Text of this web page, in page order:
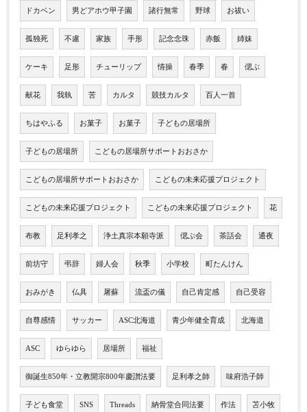
ドカベン 男どアホウ甲子園 諸行無常 野球 お祓い
孤独死 不慮 家族 手形 記念念珠 赤飯 姉妹
ケーキ 足形 チューリップ 情操 春季 春 偲ぶ
献花 我執 苦 カルタ 競技カルタ 百人一首
ちはやふる お菓子 お菓子 子どもの居場所
子どもの居場所 こどもの居場所サポートおおさか
こどもの居場所サポートおおさか こどもの未来応援プロジェクト
こどもの未来応援プロジェクト こどもの未来応援プロジェクト 花
布教 足利孝之 浄土真宗本願寺派 偲ぶ会 茶話会 通夜
前坊守 弔辞 婦人会 秋季 小学校 町たんけん
おみがき 仏具 屠蘇 流盃の儀 自己肯定感 自己受容
自尊感情 サッカー ASC北海道 青少年健全育成 北海道
ASC ゆらゆら 居場所 福祉
御誕生850年・立教開宗800年慶讃法要 足利孝之師 味府浩子師
子ども食堂 SNS Threads 納骨堂合同法要 作法 苫小牧